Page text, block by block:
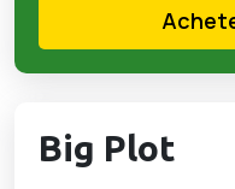
Big Plot